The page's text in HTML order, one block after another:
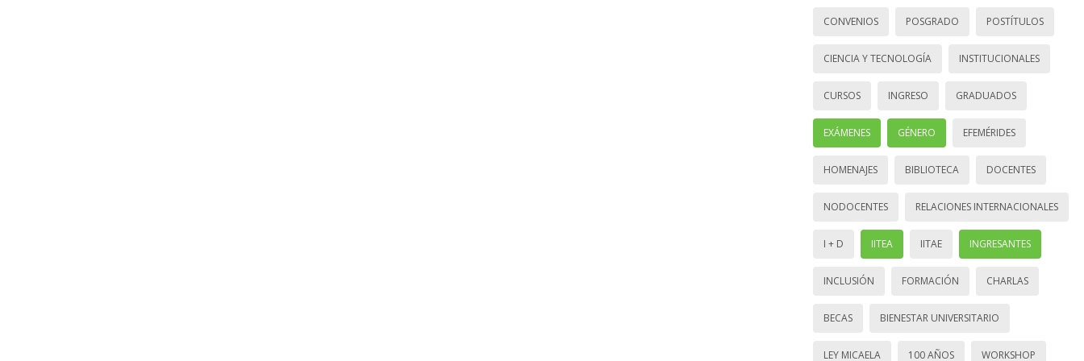
CONVENIOS POSGRADO POSTÍTULOS
CIENCIA Y TECNOLOGÍA INSTITUCIONALES
CURSOS INGRESO GRADUADOS
EXÁMENES GÉNERO EFEMÉRIDES
HOMENAJES BIBLIOTECA DOCENTES
NODOCENTES RELACIONES INTERNACIONALES
I + D IITEA IITAE INGRESANTES
INCLUSIÓN FORMACIÓN CHARLAS
BECAS BIENESTAR UNIVERSITARIO
LEY MICAELA 100 AÑOS WORKSHOP